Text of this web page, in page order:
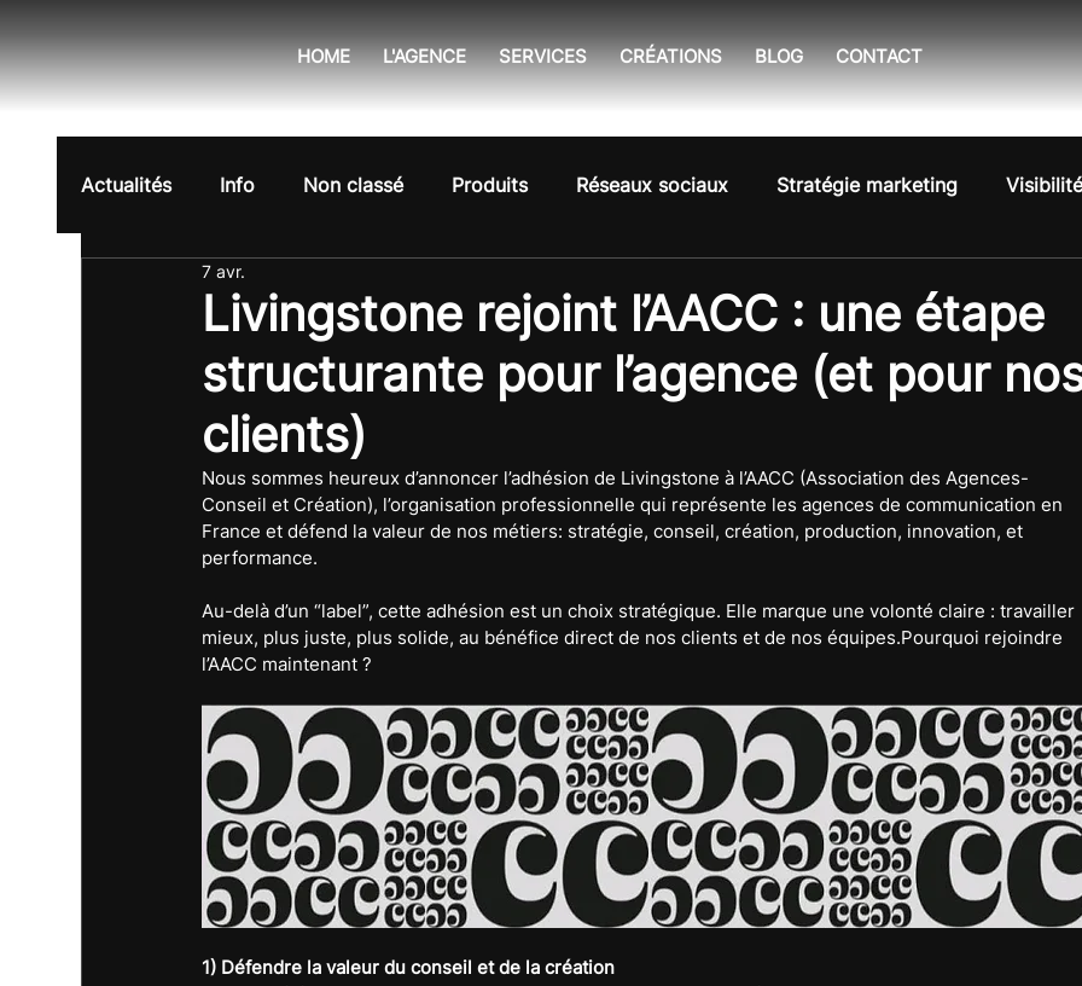
HOME L'AGENCE SERVICES CRÉATIONS BLOG CONTACT
Actualités Info Non classé Produits Réseaux sociaux Stratégie marketing
Livingstone rejoint l’AACC : une étape
structurante pour l’agence (et pour
clients)
7 avr.
Nous sommes heureux d’annoncer l’adhésion de Livingstone à l’AACC (Association des Agences-
Conseil et Création), l’organisation professionnelle qui représente les agences de communication en
France et défend la valeur de nos métiers: stratégie, conseil, création, production, innovation, et
performance.
Au-delà d’un “label”, cette adhésion est un choix stratégique. Elle marque une volonté claire : travailler
mieux, plus juste, plus solide, au bénéfice direct de nos clients et de nos équipes.Pourquoi rejoindre
l’AACC maintenant ?
1) Défendre la valeur du conseil et de la création